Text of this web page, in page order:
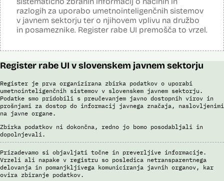
razlogih za uporabo umetnointeligenčnih sistemov
v javnem sektorju ter o njihovem vplivu na družbo
in posameznike. Register rabe UI premošča to vrzel.
Register rabe UI v slovenskem javnem sektorju
Register je prva organizirana zbirka podatkov o uporabi
umetnointeligenčnih sistemov v slovenskem javnem sektorju.
Podatke smo pridobili s preučevanjem javno dostopnih virov in
prošnjami za dostop do informacij javnega značaja, naslovljenimi
na javne organe.
Zbirka podatkov ni dokončna, redno jo bomo posodabljali in
dopolnjevali.
Prizadevamo si objavljati točne in preverljive informacije.
Vrzeli ali napake v registru so posledica netransparentnega
delovanja in pomanjkljivega komuniciranja javnih organov, kar
ovira zbiranje podatkov.